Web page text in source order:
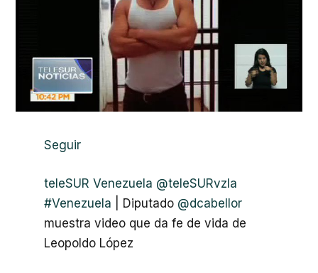
Seguir
teleSUR Venezuela @teleSURvzla
#Venezuela | Diputado @dcabellor
muestra video que da fe de vida de
Leopoldo López